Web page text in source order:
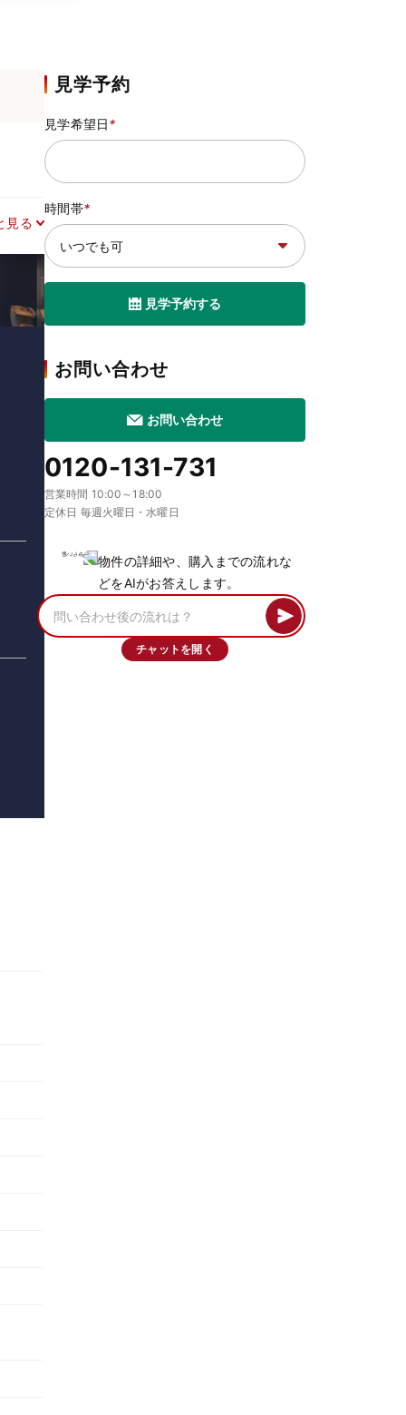
見る
見学予約
見学希望日*
時間帯*
見学予約する
お問い合わせ
お問い合わせ
0120-131-731
営業時間 10:00～18:00
定休日 毎週火曜日・水曜日
物件の詳細や、購入までの流れな
どをAIがお答えします。
チャットを開く